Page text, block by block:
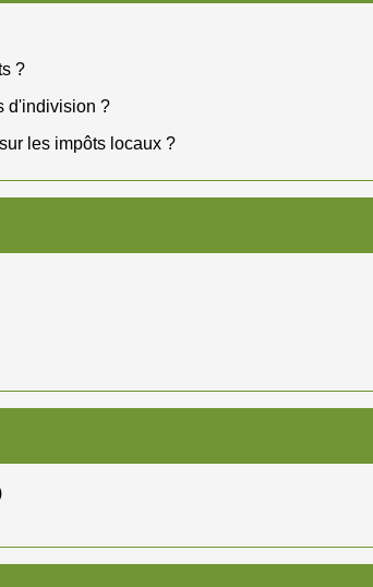
?
d'indivision ?
les impôts locaux ?